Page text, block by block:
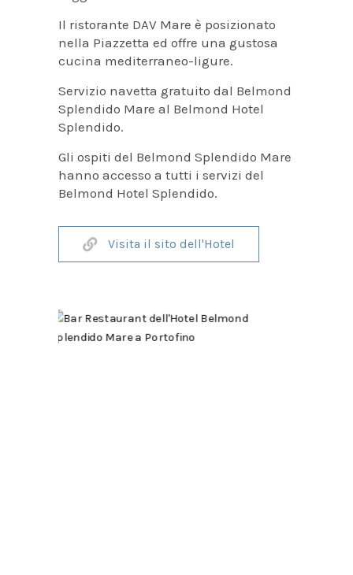
Il ristorante DAV Mare è posizionato
nella Piazzetta ed offre una gustosa
cucina mediterraneo-ligure.
Servizio navetta gratuito dal Belmond
Splendido Mare al Belmond Hotel
Splendido.
Gli ospiti del Belmond Splendido Mare
hanno accesso a tutti i servizi del
Belmond Hotel Splendido.
Visita il sito dell'Hotel